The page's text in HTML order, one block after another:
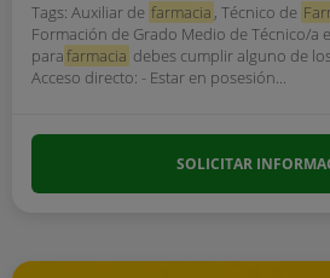
Tags: Auxiliar de farmacia , Técnico de
Formación de Grado Medio de Técnico/a
parafarmacia debes cumplir alguno de
Acceso directo: - Estar en posesión...
SOLICITAR